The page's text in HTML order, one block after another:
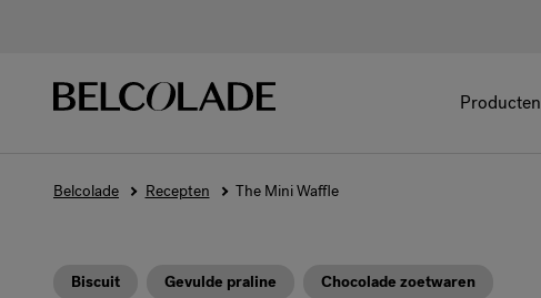
Producten
Belcolade Recepten The Mini Waffle
Biscuit Gevulde praline Chocolade zoetwaren